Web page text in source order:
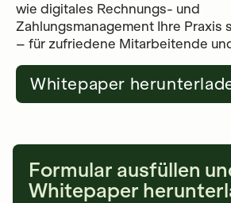
wie digitales Rechnungs- und
Zahlungsmanagement Ihre Praxis
– für zufriedene Mitarbeitende
Whitepaper
Formular ausfüllen
Whitepaper